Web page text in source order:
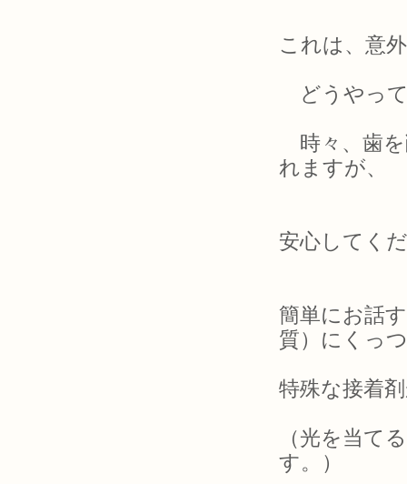
これは、意
どうやっ
時々、歯
れますが、
安心してく
簡単にお話
質）にくっ
特殊な接着
（光を当て
す。）